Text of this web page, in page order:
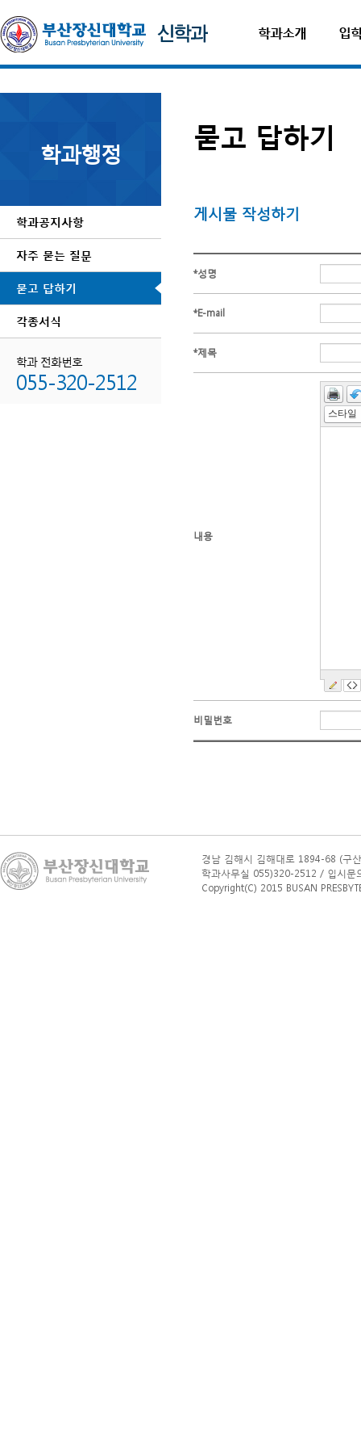
학과소개 입
학과행정
학과공지사항
자주 묻는 질문
묻고 답하기
각종서식
학과 전화번호
055-320-2512
묻고 답하기
게시물 작성하기
*성명
*E-mail
*제목
내용
스타일
비밀번호
경남 김해시 김해대로 1894-68 (구
학과사무실 055)320-2512 / 입시
Copyright(C) 2015 BUSAN